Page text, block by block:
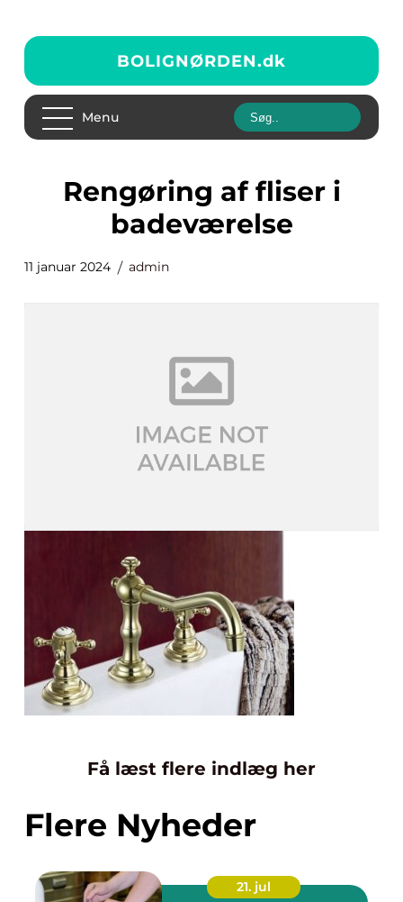
BOLIGNØRDEN.dk
Menu
rengøring af fliser i
badeværelse
11 januar 2024 admin
Få læst flere indlæg her
Flere Nyheder
21. jul